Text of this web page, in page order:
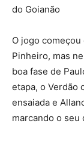
do Goianão
O jogo
Pinheiro, mas
boa fase de
etapa, o Verdão
ensaiada e
marcando o seu